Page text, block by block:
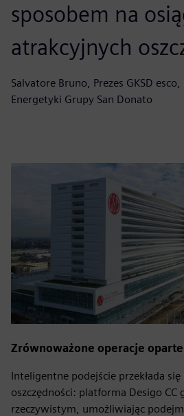
sposobem na
atrakcyjnych
Salvatore Bruno, Prezes GKSD
Energetyki Grupy San Donato
Zrównoważone operacje oparte
Inteligentne podejście przekłada
oszczędności: platforma Desigo CC
rzeczywistym, umożliwiając